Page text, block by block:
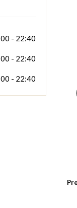
- 22:40
- 22:40
- 22:40